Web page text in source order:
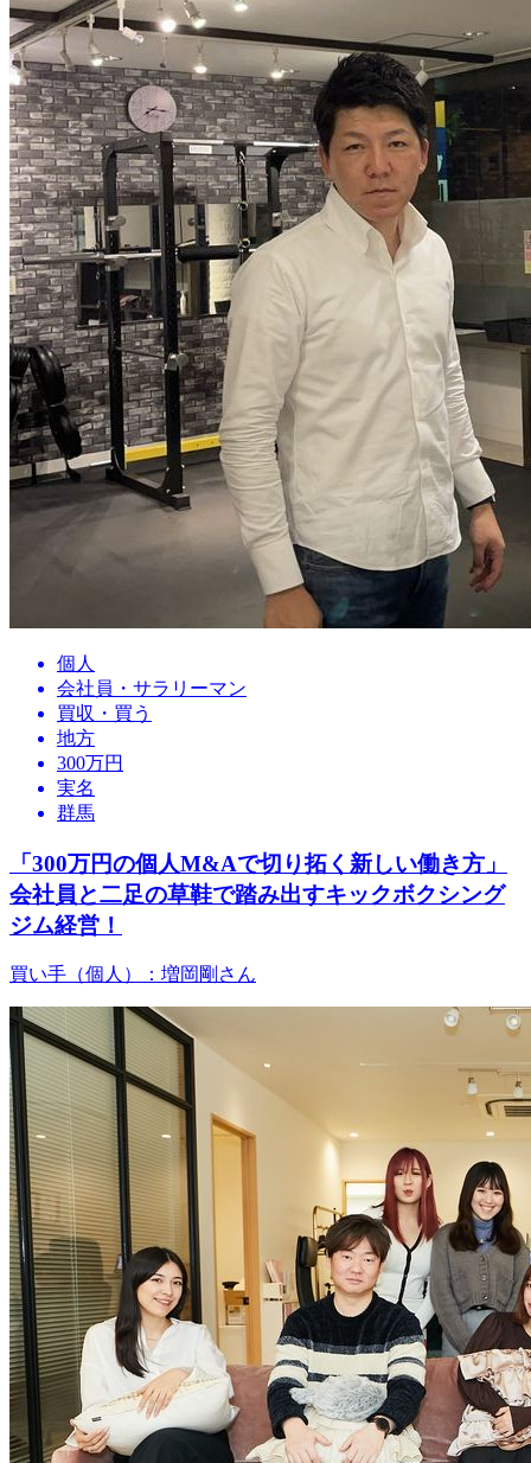
個人
会社員・サラリーマン
買収・買う
地方
300万円
実名
群馬
「300万円の個人M&Aで切り拓く新しい働き方」
会社員と二足の草鞋で踏み出すキックボクシング
ジム経営！
買い手（個人）：増岡剛さん